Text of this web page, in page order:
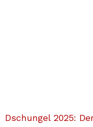
Dschungel 2025: